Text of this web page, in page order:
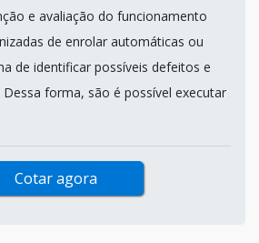
e avaliação do funcionamento
de enrolar automáticas ou
de identificar possíveis defeitos e
forma, são é possível executar
Cotar agora